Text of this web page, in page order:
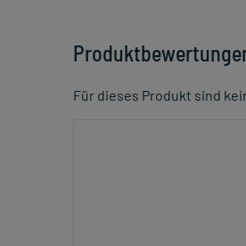
Für dieses Produkt sind